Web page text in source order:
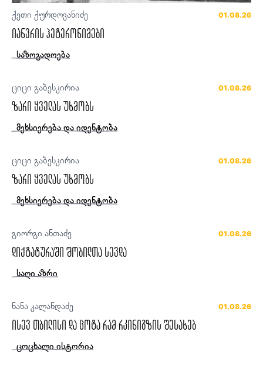
ქეთი ქურდოვანიძე 01.08.26
იანვრის ჰეტერონიმები
საზოგადოება
ციცი გაბესკირია 01.08.26
ზარი ყველას უხმობს
მეხსიერება და იდენტობა
ციცი გაბესკირია 01.08.26
ზარი ყველას უხმობს
მეხსიერება და იდენტობა
გიორგი ანთაძე 01.08.26
დიქტატურაში შობილთა სევდა
საღი აზრი
ნანა კალანდაძე 01.08.26
ისევ თბილისი და ცოტა რამ რკინიგზის შესახებ
ცოცხალი ისტორია